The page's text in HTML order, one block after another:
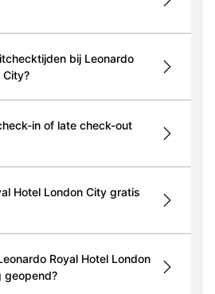
bij Leonardo
City?
in of late check-out
Hotel London City gratis
Royal Hotel London
geopend?